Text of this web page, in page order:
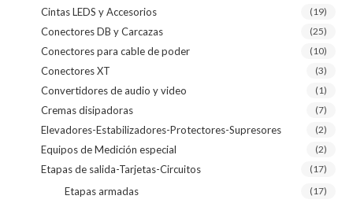
Cintas LEDS y Accesorios (19)
Conectores DB y Carcazas (25)
Conectores para cable de poder (10)
Conectores XT (3)
Convertidores de audio y video (1)
Cremas disipadoras (7)
Elevadores-Estabilizadores-Protectores-Supresores (2)
Equipos de Medición especial (2)
Etapas de salida-Tarjetas-Circuitos (17)
Etapas armadas (17)